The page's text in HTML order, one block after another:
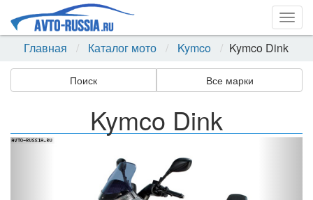
Главная
Каталог мото Kymco Kymco Dink
Поиск Все марки
Kymco Dink
Назад